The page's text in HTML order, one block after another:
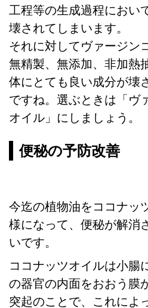
工程等の生成過程におい
壊されてしまいます。
それに対してヴァージン
無精製、無添加、非加熱
体にとても良い成分が壊
ですね。選ぶときは「ヴ
オイル」にしましょう。
便秘の予防改善
今迄の植物油をココナッ
様になって、便秘が解消
いです。
ココナッツオイルは小腸
の器官の内面をおおう膜
突起のことで、これによ